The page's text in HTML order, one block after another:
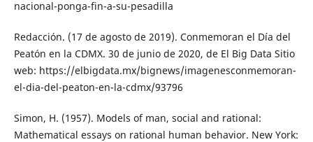
na­cional-ponga-fin-a-su-pesadilla
Redacción. (17 de agosto de 2019). Conme­moran el Día del
Peatón en la CDMX. 30 de junio de 2020, de El Big Data Sitio
web: https://elbigdata.mx/bignews/imagenes­conmemoran-
el-dia-del-peaton-en-la-cd­mx/93796
Simon, H. (1957). Models of man, social and rational:
Mathematical essays on rational human behavior. New York: